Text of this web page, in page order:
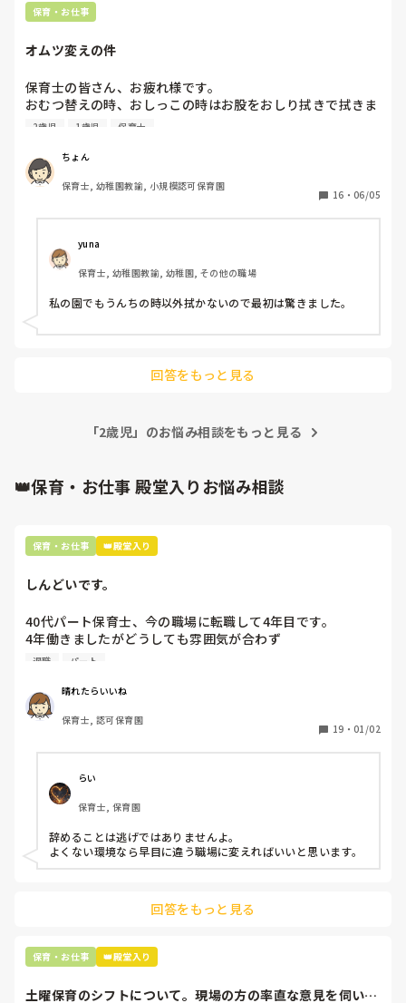
保育・お仕事
オムツ変えの件
保育士の皆さん、お疲れ様です。
おむつ替えの時、おしっこの時はお股をおしり拭きで拭きま
すか？前の園ではふいていたのですが、今の園ではうんちの
我が子の時はおむつを変えるたびに拭いていたのですが、み
なさんの園ではどうされていますか？
2歳児 1歳児 保育士
ちょん
保育士, 幼稚園教諭, 小規模認可保育園
16 ・ 06/05
yuna
保育士, 幼稚園教諭, 幼稚園, その他の職場
私の園でもうんちの時以外拭かないので最初は驚きました。
回答をもっと見る
「2歳児」のお悩み相談をもっと見る
👑保育・お仕事 殿堂入りお悩み相談
保育・お仕事 👑殿堂入り
しんどいです。
40代パート保育士、今の職場に転職して4年目です。
4年働きましたがどうしても雰囲気が合わず
退職しようと思っています。
周りの職員は、勤続10年以上から何十年という先生がほとん
どです。
保護者子どもの愚痴悪口が多く、
今で言う不適切保育も
仕方ないよね
もう何も言わずに
子どもの言いなりになればいいんだね
などいう意見で…
上の先生に相談することは難しそうです。
最後の職場にしようと思っていましたが
辞めることは逃げ、と、過去辞めた人も何年も言われ続けて
います
退職 パート
晴れたらいいね
保育士, 認可保育園
19 ・ 01/02
らい
保育士, 保育園
辞めることは逃げではありませんよ。
よくない環境なら早目に違う職場に変えればいいと思います。
回答をもっと見る
保育・お仕事 👑殿堂入り
土曜保育のシフトについて。現場の方の率直な意見を伺いた